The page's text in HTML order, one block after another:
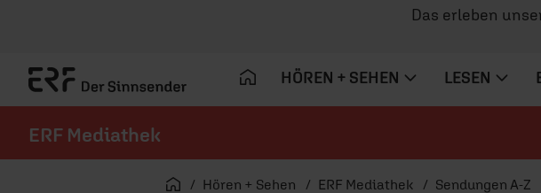
Das erleben
HÖREN + SEHEN LESEN
ERF Mediathek
Startseite
Hören + Sehen ERF Mediathek Sendungen A-Z